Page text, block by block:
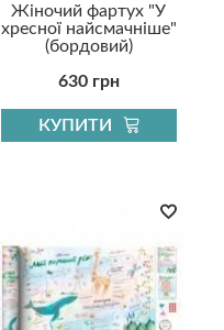
Жіночий фартух "У
хресної найсмачніше"
(бордовий)
630 грн
КУПИТИ